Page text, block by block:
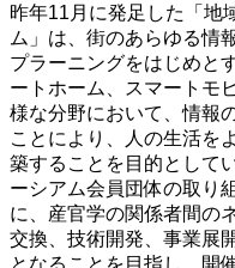
昨年11月に発足した「地
ム」は、街のあらゆる情
プラーニングをはじめと
ートホーム、スマートモ
様な分野において、情報
ことにより、人の生活を
築することを目的として
ーシアム会員団体の取り
に、産官学の関係者間の
交換、技術開発、事業展
となることを目指し、開